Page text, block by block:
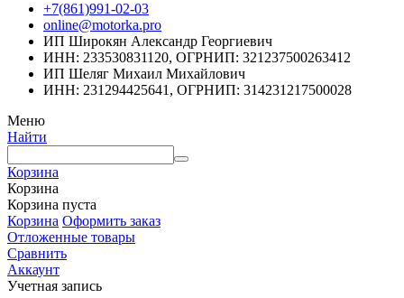
+7(861)991-02-03
online@motorka.pro
ИП Широкян Александр Георгиевич
ИНН: 233530831120, ОГРНИП: 321237500263412
ИП Шеляг Михаил Михайлович
ИНН: 231294425641, ОГРНИП: 314231217500028
Меню
Найти
Корзина
Корзина
Корзина пуста
Корзина Оформить заказ
Отложенные товары
Сравнить
Аккаунт
Учетная запись